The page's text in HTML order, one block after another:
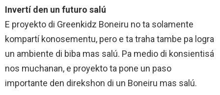
Invertí den un futuro salú
E proyekto di Greenkidz Boneiru no ta solamente
kompartí konosementu, pero e ta traha tambe pa logra
un ambiente di biba mas salú. Pa medio di konsientisá
nos muchanan, e proyekto ta pone un paso
importante den direkshon di un Boneiru mas salú.